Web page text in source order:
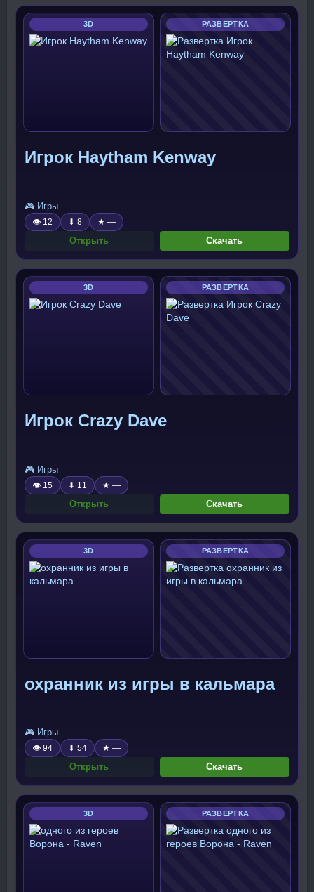
3D РАЗВЕРТКА
Игрок Haytham Kenway
🎮 Игры
👁 12 ⬇ 8 ★ —
Открыть Скачать
3D РАЗВЕРТКА
Игрок Crazy Dave
🎮 Игры
👁 15 ⬇ 11 ★ —
Открыть Скачать
3D РАЗВЕРТКА
охранник из игры в кальмара
🎮 Игры
👁 94 ⬇ 54 ★ —
Открыть Скачать
3D РАЗВЕРТКА